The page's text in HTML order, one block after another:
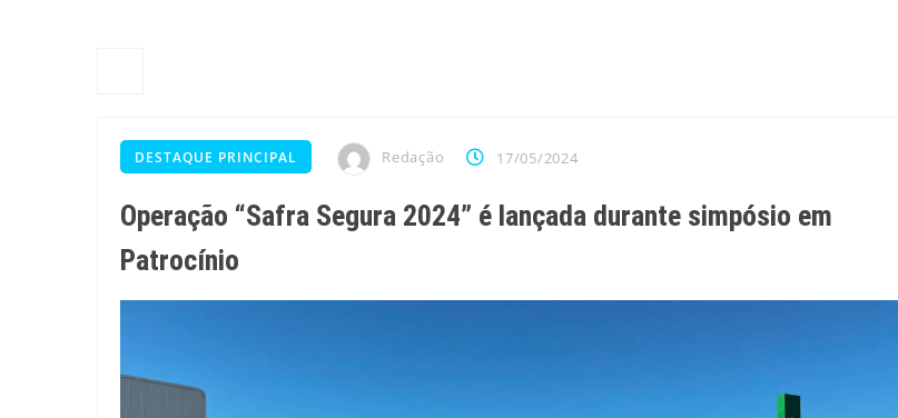
DESTAQUE PRINCIPAL Redação 17/05/2024
Operação “Safra Segura 2024” é lançada durante simpósio em
Patrocínio